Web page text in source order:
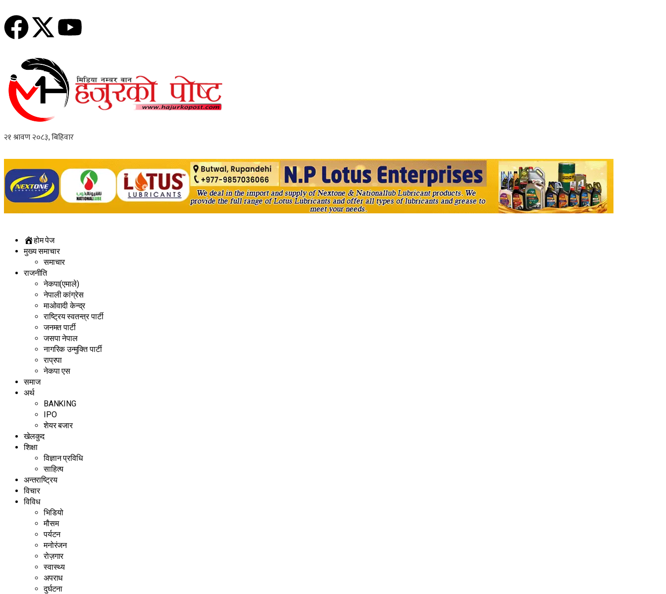
होम पेज
मुख्य समाचार
समाचार
राजनीति
नेकपा(एमाले)
नेपाली कांग्रेस
माओवादी केन्द्र
राष्ट्रिय स्वतन्त्र पार्टी
जनमत पार्टी
जसपा नेपाल
नागरिक उन्मुक्ति पार्टी
राप्रपा
नेकपा एस
समाज
अर्थ
BANKING
IPO
शेयर बजार
खेलकुद
शिक्षा
विज्ञान प्रविधि
साहित्य
अन्तराष्ट्रिय
विचार
विविध
भिडियो
मौसम
पर्यटन
मनोरंजन
रोज़गार
स्वास्थ्य
अपराध
दुर्घटना